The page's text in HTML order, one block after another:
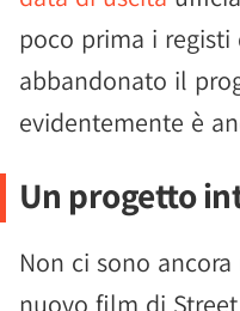
poco prima i registi
abbandonato il
evidentemente è
Un progetto
Non ci sono
nuovo film di